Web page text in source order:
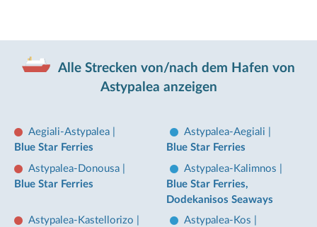
Alle Strecken von/nach dem Hafen von
Astypalea anzeigen
Aegiali-Astypalea
Blue Star Ferries
Astypalea-Aegiali
Blue Star Ferries
Astypalea-Donousa
Blue Star Ferries
Astypalea-Kalimnos
Blue Star Ferries,
Dodekanisos Seaways
Astypalea-Kastellorizo
Astypalea-Kos